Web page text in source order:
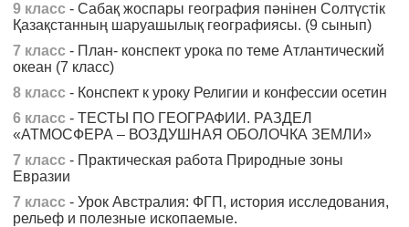
9 класс - Сабақ жоспары география пәнінен Солтүстік
Қазақстанның шаруашылық географиясы. (9 сынып)
7 класс - План- конспект урока по теме Атлантический
океан (7 класс)
8 класс - Конспект к уроку Религии и конфессии осетин
6 класс - ТЕСТЫ ПО ГЕОГРАФИИ. РАЗДЕЛ
«АТМОСФЕРА – ВОЗДУШНАЯ ОБОЛОЧКА ЗЕМЛИ»
7 класс - Практическая работа Природные зоны
Евразии
7 класс - Урок Австралия: ФГП, история исследования,
рельеф и полезные ископаемые.